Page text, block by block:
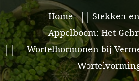
Home
Stekken
Appelboom: Het
Wortelhormonen bij